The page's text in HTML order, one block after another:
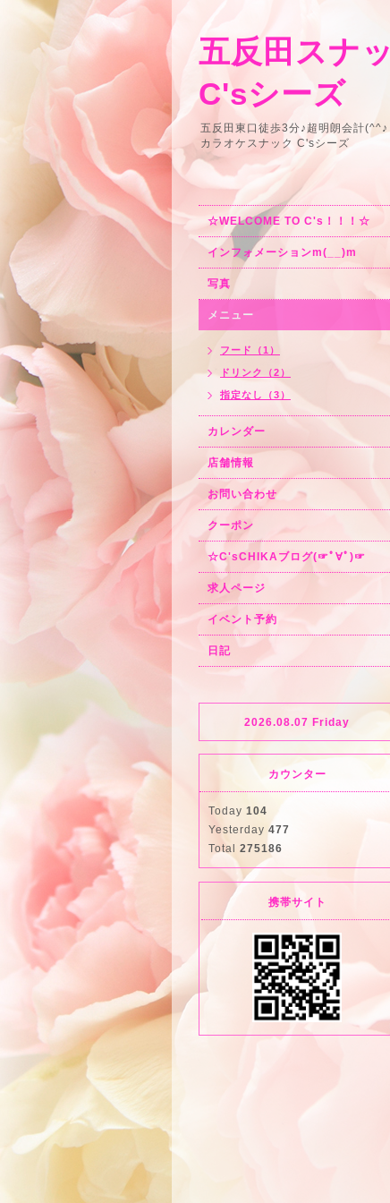
五反田スナ
C'sシーズ
五反田東口徒歩3分♪超明朗会計(^^♪
カラオケスナック C'sシーズ
☆WELCOME TO C's！！！☆
インフォメーションm(__)m
写真
メニュー
フード（1）
ドリンク（2）
指定なし（3）
カレンダー
店舗情報
お問い合わせ
クーポン
☆C'sCHIKAブログ(☞ﾟ∀ﾟ)☞
求人ページ
イベント予約
日記
2026.08.07 Friday
カウンター
Today 104
Yesterday 477
Total 275186
携帯サイト